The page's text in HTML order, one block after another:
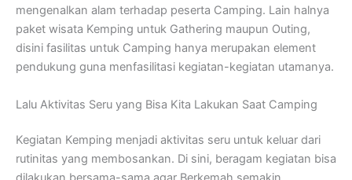
mengenalkan alam terhadap peserta Camping. Lain halnya
paket wisata Kemping untuk Gathering maupun Outing,
disini fasilitas untuk Camping hanya merupakan element
pendukung guna menfasilitasi kegiatan-kegiatan utamanya.
Lalu Aktivitas Seru yang Bisa Kita Lakukan Saat Camping
Kegiatan Kemping menjadi aktivitas seru untuk keluar dari
rutinitas yang membosankan. Di sini, beragam kegiatan bisa